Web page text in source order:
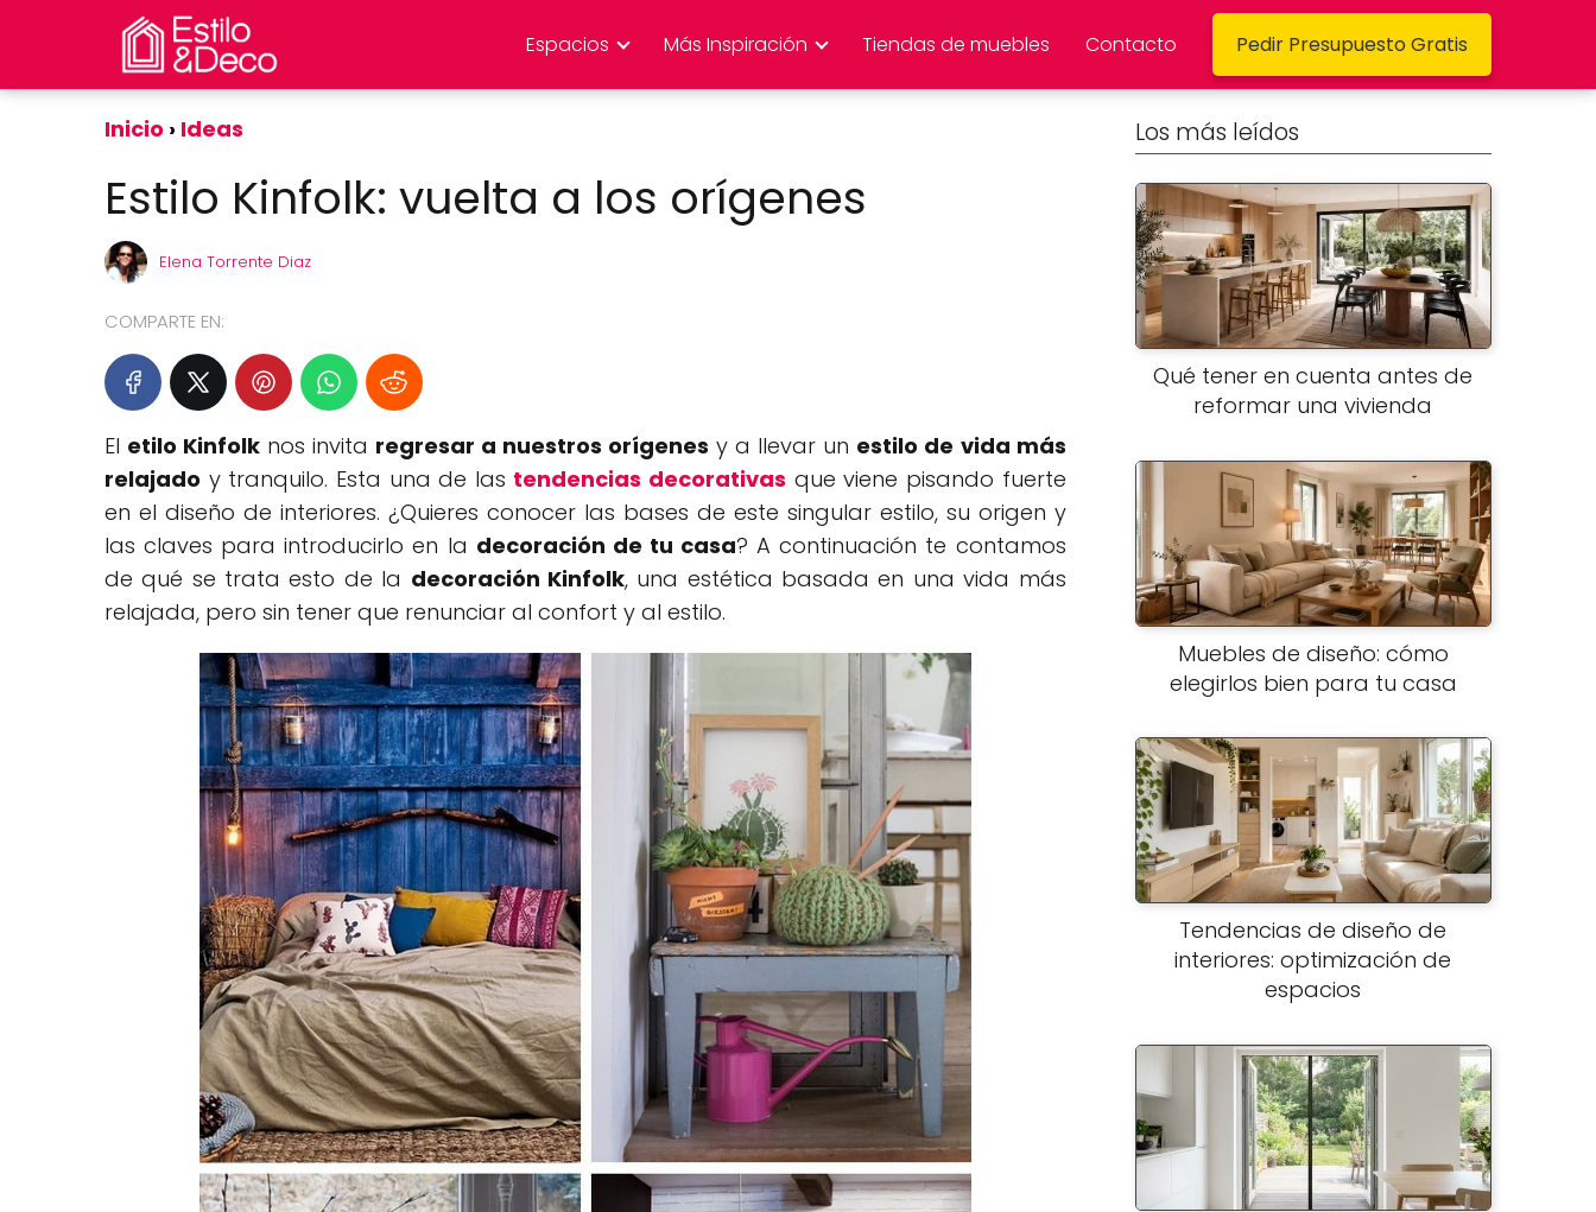
Espacios Más Inspiración Tiendas de muebles Contacto Pedir Presupuesto Gratis
Inicio Ideas
Estilo Kinfolk: vuelta a los orígenes
Elena Torrente Diaz
COMPARTE EN:
El etilo Kinfolk nos invita regresar a nuestros orígenes y a llevar un estilo de vida más
relajado y tranquilo. Esta una de las tendencias decorativas que viene pisando fuerte
en el diseño de interiores. ¿Quieres conocer las bases de este singular estilo, su origen y
las claves para introducirlo en la decoración de tu casa? A continuación te contamos
de qué se trata esto de la decoración Kinfolk, una estética basada en una vida más
relajada, pero sin tener que renunciar al confort y al estilo.
Los más leídos
Qué tener en cuenta antes de
reformar una vivienda
Muebles de diseño: cómo
elegirlos bien para tu casa
Tendencias de diseño de
interiores: optimización de
espacios